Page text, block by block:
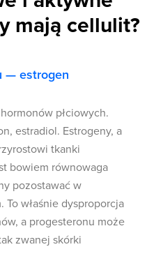
mają cellulit?
— estrogen
płciowych.
estradiol. Estrogeny, a
tkanki
bowiem równowaga
pozostawać w
właśnie dysproporcja
a progesteronu może
zwanej skórki